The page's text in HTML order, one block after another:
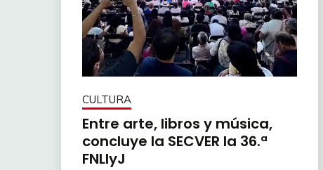
CULTURA
Entre arte, libros y música,
concluye la SECVER la 36.ª
FNLIyJ